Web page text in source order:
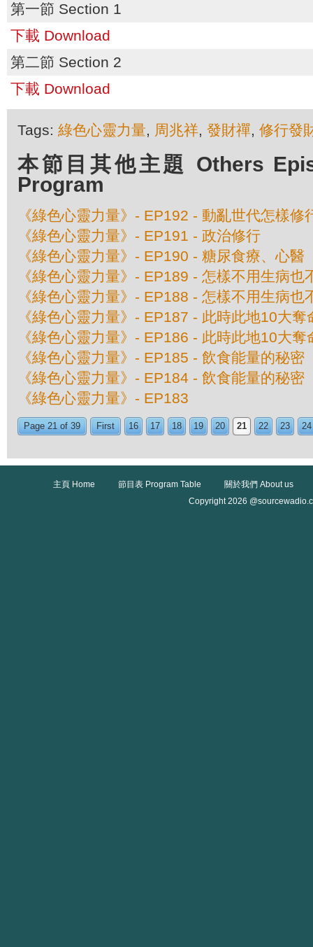
第一節 Section 1
下載 Download
第二節 Section 2
下載 Download
Tags: 綠色心靈力量, 周兆祥, 發財禪, 修行發
本節目其他主題 Others
Program
《綠色心靈力量》- EP192 - 動亂世代怎樣修
《綠色心靈力量》- EP191 - 政治修行
《綠色心靈力量》- EP190 - 糖尿食療、心醫
《綠色心靈力量》- EP189 - 怎樣不用生病也
《綠色心靈力量》- EP188 - 怎樣不用生病也
《綠色心靈力量》- EP187 - 此時此地10大奪
《綠色心靈力量》- EP186 - 此時此地10大奪
《綠色心靈力量》- EP185 - 飲食能量的秘密
《綠色心靈力量》- EP184 - 飲食能量的秘密
《綠色心靈力量》- EP183
Page 21 of 39 First 16 17 18 19 20 21 22 23 24
主頁 Home 節目表 Program Table
關於我們 About us
Copyright 2026